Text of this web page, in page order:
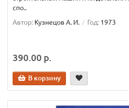
спо..
Автор: Кузнецов А. И. Год: 1973
390.00 р.
В корзину